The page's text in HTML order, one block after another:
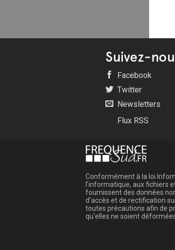
Suivez-
Facebook
Twitter
Newsletters
Flux RSS
Conformément à la loi
l'informatique, aux fichiers
fournissent des données
d'accès et de rectification
toutes précautions afin de
qu'elles ne soient